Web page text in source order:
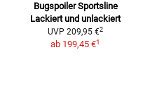
Bugspoiler Sportsline
Lackiert und unlackiert
UVP 209,95 €2
ab 199,45 €1